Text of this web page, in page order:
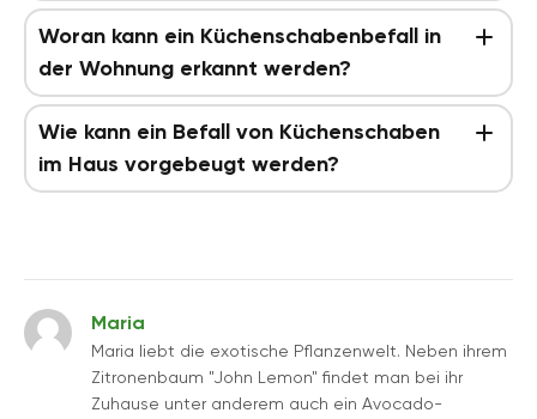
Woran kann ein Küchenschabenbefall in
der Wohnung erkannt werden?
Wie kann ein Befall von Küchenschaben
im Haus vorgebeugt werden?
Maria
Maria liebt die exotische Pflanzenwelt. Neben ihrem
Zitronenbaum "John Lemon" findet man bei ihr
Zuhause unter anderem auch ein Avocado-